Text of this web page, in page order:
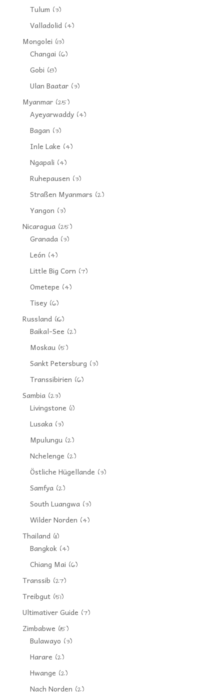
Tulum (3)
Valladolid(4)
Mongolei (13)
Changai (6)
Gobi (8)
Ulan Baatar(3)
Myanmar(25)
Ayeyarwaddy(4)
Bagan (3)
Inle Lake (4)
Ngapali (4)
Ruhepausen (3)
Straßen Myanmars (2)
Yangon (3)
Nicaragua(25)
Granada(3)
León (4)
Little Big Corn (7)
Ometepe (4)
Tisey(6)
Russland(16)
Baikal-See (2)
Moskau(5)
Sankt Petersburg (3)
Transsibirien (6)
Sambia(23)
Livingstone (1)
Lusaka(3)
Mpulungu(2)
Nchelenge (2)
Östliche Hügellande (3)
Samfya(2)
South Luangwa(3)
Wilder Norden (4)
Thailand(11)
Bangkok(4)
Chiang Mai (6)
Transsib (27)
Treibgut(51)
Ultimativer Guide (7)
Zimbabwe (15)
Bulawayo (3)
Harare (2)
Hwange (2)
Nach Norden (2)